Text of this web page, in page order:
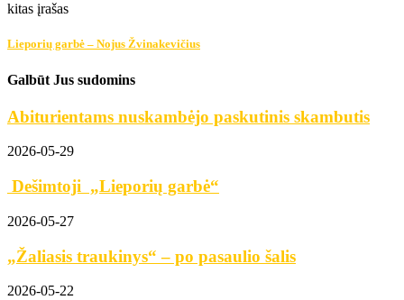
kitas įrašas
Lieporių garbė – Nojus Žvinakevičius
Galbūt Jus sudomins
Abiturientams nuskambėjo paskutinis skambutis
2026-05-29
Dešimtoji „Lieporių garbė“
2026-05-27
„Žaliasis traukinys“ – po pasaulio šalis
2026-05-22